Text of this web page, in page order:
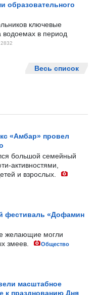
образовательного
ключевые
водоемах в период
2832
Весь список
«Амбар» провел
большой семейный
активностями,
и взрослых.
фестиваль «Дофамин
желающие могли
змеев.
Общество
масштабное
к празднованию Дня